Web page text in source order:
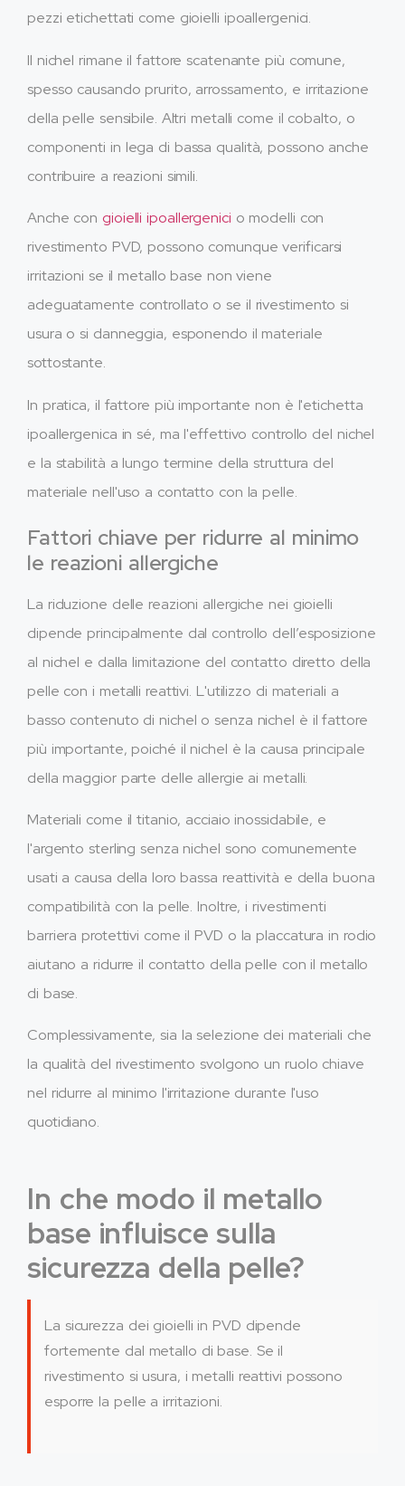
pezzi etichettati come gioielli ipoallergenici.
Il nichel rimane il fattore scatenante più comune,
spesso causando prurito, arrossamento, e irritazione
della pelle sensibile. Altri metalli come il cobalto, o
componenti in lega di bassa qualità, possono anche
contribuire a reazioni simili.
Anche con gioielli ipoallergenici o modelli con
rivestimento PVD, possono comunque verificarsi
irritazioni se il metallo base non viene
adeguatamente controllato o se il rivestimento si
usura o si danneggia, esponendo il materiale
sottostante.
In pratica, il fattore più importante non è l'etichetta
ipoallergenica in sé, ma l'effettivo controllo del nichel
e la stabilità a lungo termine della struttura del
materiale nell'uso a contatto con la pelle.
Fattori chiave per ridurre al minimo
le reazioni allergiche
La riduzione delle reazioni allergiche nei gioielli
dipende principalmente dal controllo dell’esposizione
al nichel e dalla limitazione del contatto diretto della
pelle con i metalli reattivi. L'utilizzo di materiali a
basso contenuto di nichel o senza nichel è il fattore
più importante, poiché il nichel è la causa principale
della maggior parte delle allergie ai metalli.
Materiali come il titanio, acciaio inossidabile, e
l'argento sterling senza nichel sono comunemente
usati a causa della loro bassa reattività e della buona
compatibilità con la pelle. Inoltre, i rivestimenti
barriera protettivi come il PVD o la placcatura in rodio
aiutano a ridurre il contatto della pelle con il metallo
di base.
Complessivamente, sia la selezione dei materiali che
la qualità del rivestimento svolgono un ruolo chiave
nel ridurre al minimo l'irritazione durante l'uso
quotidiano.
In che modo il metallo
base influisce sulla
sicurezza della pelle?
La sicurezza dei gioielli in PVD dipende
fortemente dal metallo di base. Se il
rivestimento si usura, i metalli reattivi possono
esporre la pelle a irritazioni.